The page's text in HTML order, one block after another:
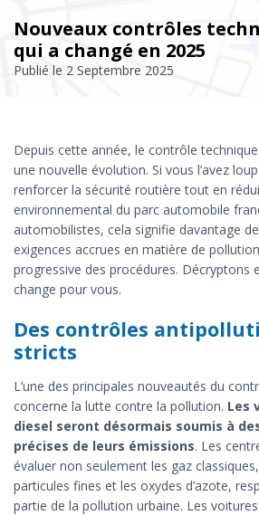
Nouveaux contrôles
qui a changé en 2025
Publié le 2 Septembre 2025
Depuis cette année, le contrôle
une nouvelle évolution. Si vous l’avez
renforcer la sécurité routière tout en
environnemental du parc automobile
automobilistes, cela signifie davantage
exigences accrues en matière de
progressive des procédures. Décryptons
change pour vous.
Des contrôles
stricts
L’une des principales nouveautés du
concerne la lutte contre la pollution. Les
diesel seront désormais soumis à
précises de leurs émissions. Les
évaluer non seulement les gaz
particules fines et les oxydes d’azote,
partie de la pollution urbaine. Les